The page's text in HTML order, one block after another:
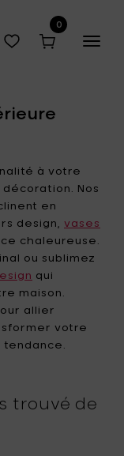
0
à votre
Nos
en
design, vases
chaleureuse.
ou sublimez
qui
maison.
allier
votre
trouvé de